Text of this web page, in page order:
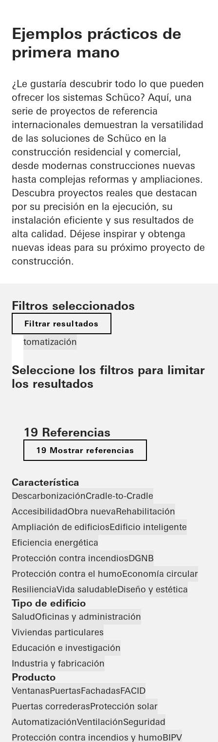
Ejemplos prácticos de
primera mano
¿Le gustaría descubrir todo lo que pueden
ofrecer los sistemas Schüco? Aquí, una
serie de proyectos de referencia
internacionales demuestran la versatilidad
de las soluciones de Schüco en la
construcción residencial y comercial,
desde modernas construcciones nuevas
hasta complejas reformas y ampliaciones.
Descubra proyectos reales que destacan
por su precisión en la ejecución, su
instalación eficiente y sus resultados de
alta calidad. Déjese inspirar y obtenga
nuevas ideas para su próximo proyecto de
construcción.
Filtros seleccionados
Filtrar resultados
Automatización
Seleccione los filtros para limitar
los resultados
19 Referencias
19 Mostrar referencias
Característica
DescarbonizaciónCradle-to-Cradle
AccesibilidadObra nuevaRehabilitación
Ampliación de edificiosEdificio inteligente
Eficiencia energética
Protección contra incendiosDGNB
Protección contra el humoEconomía circular
ResilienciaVida saludableDiseño y estética
Tipo de edificio
SaludOficinas y administración
Viviendas particulares
Educación e investigación
Industria y fabricación
Producto
VentanasPuertasFachadasFACID
Puertas correderasProtección solar
AutomatizaciónVentilaciónSeguridad
Protección contra incendios y humoBIPV